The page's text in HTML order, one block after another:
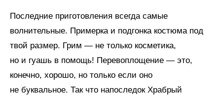
Последние приготовления всегда самые
волнительные. Примерка и подгонка костюма под
твой размер. Грим — не только косметика,
но и гуашь в помощь! Перевоплощение — это,
конечно, хорошо, но только если оно
не буквальное. Так что напоследок Храбрый